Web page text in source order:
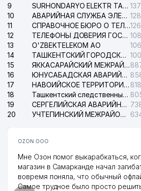
INAGOMOV MILLIY TAOMLARI
ООО
GLORIA MAX ООО
DARVOZA SAVDO ООО
ПОСОЛЬСТВО РЕСПУБЛИКИ
ЮЖНАЯ КОРЕЯ
BANAM KIM ООО
УЗБЕКИСТАН
ELGA XIZMAT MIROBOD ООО
46 KRON TELEKOM NETVORK ЧП
9
SURHONDARYO ELEKTR TARMOKLARI АО
10
АВАРИЙНАЯ СЛУЖБА ЭЛЕКТРОСЕТИ ТАШКЕНТСКОГО РАЙОНА
11
СПРАВОЧНОЕ БЮРО О ТЕЛЕФОНАХ ОРГАНИЗАЦИЙ г. ТАШКЕНТА
12
ТЕЛЕФОНЫ ДОВЕРИЯ ГОСУДАРСТВЕННОГО ЦЕНТРА ТЕСТИРОВАНИЯ
13
O'ZBEKTELEKOM АО
14
ТАШКЕНТСКИЙ ГОРОДСКОЙ СУД ПО ГРАЖДАНСКИМ ДЕЛАМ
15
ЯККАСАРАЙСКИЙ МЕЖРАЙОННЫЙ СУД ПО ГРАЖДАНСКИМ ДЕЛАМ
16
ЮНУСАБАДСКАЯ АВАРИЙНАЯ СЛУЖБА ЭЛЕКТРОСЕТИ
17
НАВОИЙСКОЕ ТЕРРИТОРИАЛЬНОЕ ПРЕДПРИЯТИЕ ЭЛЕКТРОСЕТИ АО 818
18
Ташкентский следственный изолятор
19
СЕРГЕЛИЙСКАЯ АВАРИЙНАЯ СЛУЖБА ЭЛЕКТРОСЕТИ
20
УЧТЕПИНСКИЙ МЕЖРАЙОННЫЙ СУД ПО ГРАЖДАНСКИМ ДЕЛАМ
OZON ООО
Мне Озон помог выкарабкаться,
магазин в Самарканде начал
вовремя поняла, что обычный
Самое трудное было просто